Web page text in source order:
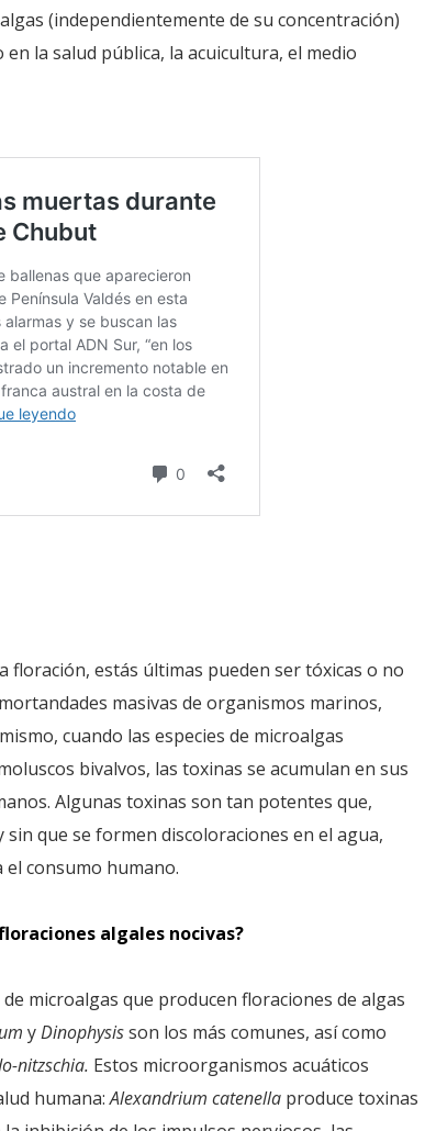
(independientemente de su concentración)
la salud pública, la acuicultura, el medio
floración, estás últimas pueden ser tóxicas o no
masivas de organismos marinos,
cuando las especies de microalgas
bivalvos, las toxinas se acumulan en sus
Algunas toxinas son tan potentes que,
que se formen discoloraciones en el agua,
consumo humano.
algales nocivas?
microalgas que producen floraciones de algas
yDinophysisson los más comunes, así como
nitzschia. Estos microorganismos acuáticos
humana:Alexandrium catenella produce toxinas